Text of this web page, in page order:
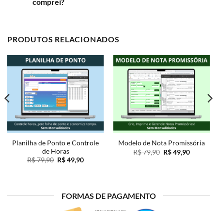
comprei?
PRODUTOS RELACIONADOS
Planilha de Ponto e Controle
de Horas
R$79,90 O
R$49,90O
Modelo de Nota Promissória
R$79,90 O
preço
R$49,90O
FORMAS DE PAGAMENTO